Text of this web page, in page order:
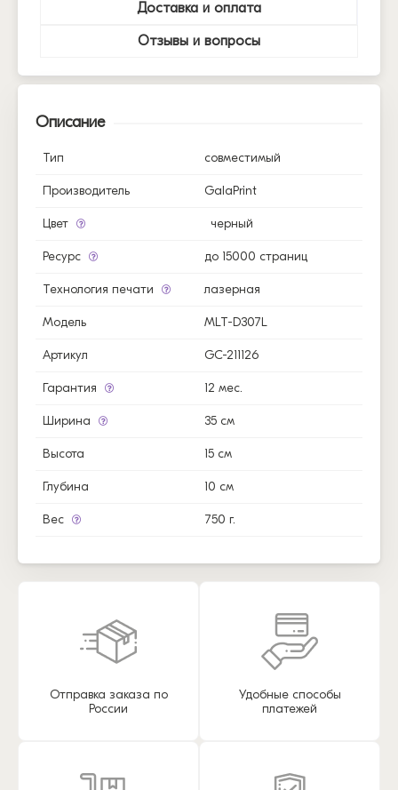
Доставка и оплата
Отзывы и вопросы
Описание
Тип совместимый
Производитель GalaPrint
Цвет черный
Ресурс до 15000 страниц
Технология печати лазерная
Модель MLT-D307L
Артикул GC-211126
Гарантия 12 мес.
Ширина 35 см
Высота 15 см
Глубина 10 см
Вес 750 г.
Отправка заказа по
России
Удобные способы
платежей